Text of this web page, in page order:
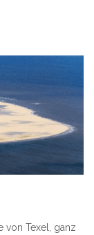
von Texel, ganz